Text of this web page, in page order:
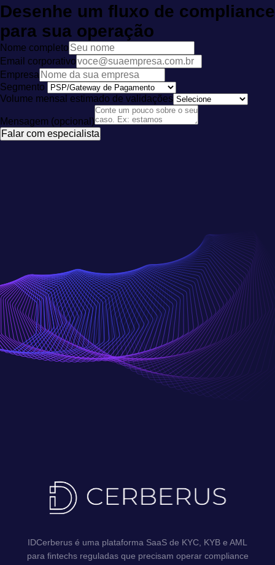
Desenhe um fluxo de compliance
para sua operação
Nome completo
Email corporativo
Empresa
Segmento
Volume mensal estimado de validações
Mensagem (opcional)
Falar com especialista
IDCerberus é uma plataforma SaaS de KYC, KYB e AML
para fintechs reguladas que precisam operar compliance